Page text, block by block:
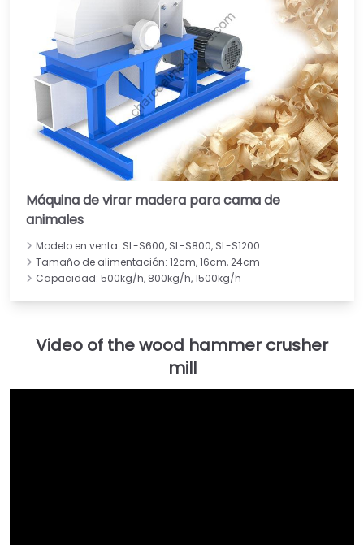
Máquina de virar madera para cama de
animales
Modelo en venta: SL-S600, SL-S800, SL-S1200
Tamaño de alimentación: 12cm, 16cm, 24cm
Capacidad: 500kg/h, 800kg/h, 1500kg/h